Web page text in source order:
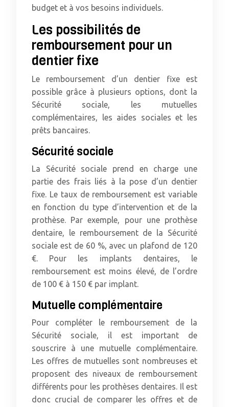
budget et à vos besoins individuels.
Les possibilités de
remboursement pour un
dentier fixe
Le remboursement d’un dentier fixe est
possible grâce à plusieurs options, dont la
Sécurité sociale, les mutuelles
complémentaires, les aides sociales et les
prêts bancaires.
Sécurité sociale
La Sécurité sociale prend en charge une
partie des frais liés à la pose d’un dentier
fixe. Le taux de remboursement est variable
en fonction du type d’intervention et de la
prothèse. Par exemple, pour une prothèse
dentaire, le remboursement de la Sécurité
sociale est de 60 %, avec un plafond de 120
€. Pour les implants dentaires, le
remboursement est moins élevé, de l’ordre
de 100 € à 150 € par implant.
Mutuelle complémentaire
Pour compléter le remboursement de la
Sécurité sociale, il est important de
souscrire à une mutuelle complémentaire.
Les offres de mutuelles sont nombreuses et
proposent des niveaux de remboursement
différents pour les prothèses dentaires. Il est
donc crucial de comparer les offres et de